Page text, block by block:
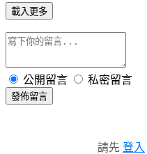
載入更多
公開留言 私密留言
發佈留言
請先 登入